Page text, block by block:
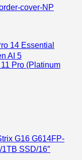
14 Essential
AI 5
Pro (Platinum
G16 G614FP-
SSD/16″